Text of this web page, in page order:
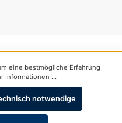
eine bestmögliche Erfahrung
Informationen ...
notwendige